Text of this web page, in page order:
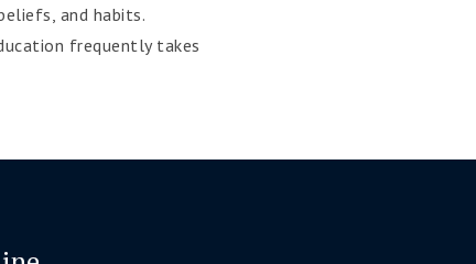
and habits.
frequently takes